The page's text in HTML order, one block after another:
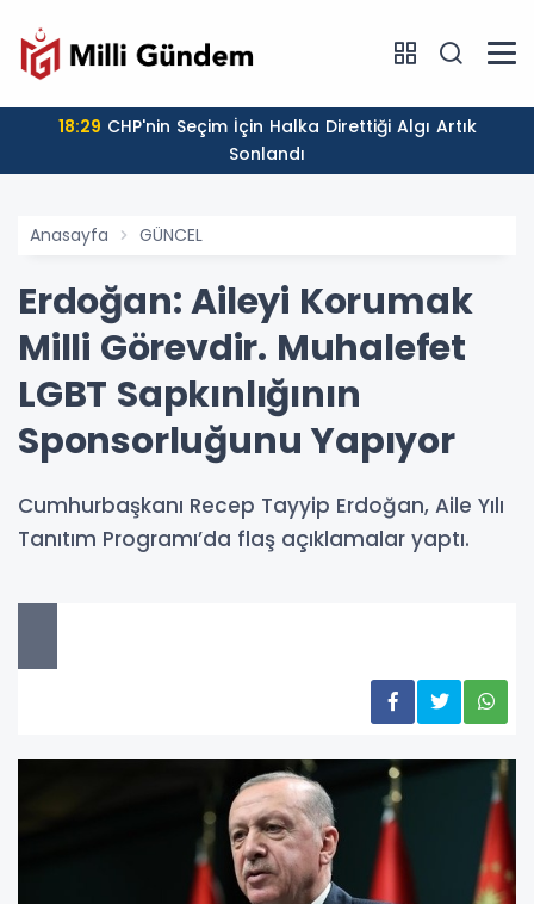
18:29
Sonlandı
Anasayfa GÜNCEL
Erdoğan: Aileyi Korumak
Milli Görevdir. Muhalefet
LGBT Sapkınlığının
Sponsorluğunu Yapıyor
Cumhurbaşkanı Recep Tayyip Erdoğan, Aile Yılı
Tanıtım Programı’da flaş açıklamalar yaptı.